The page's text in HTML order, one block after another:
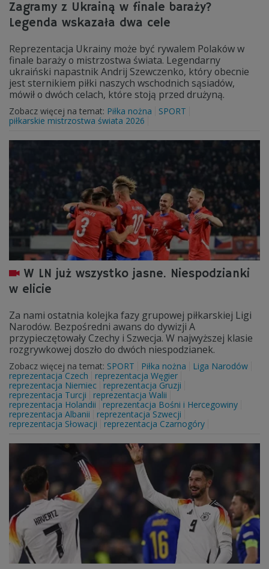
Zagramy z Ukrainą w finale baraży?
Legenda wskazała dwa cele
Reprezentacja Ukrainy może być rywalem Polaków w
finale baraży o mistrzostwa świata. Legendarny
ukraiński napastnik Andrij Szewczenko, który obecnie
jest sternikiem piłki naszych wschodnich sąsiadów,
mówił o dwóch celach, które stoją przed drużyną.
Zobacz więcej na temat: Piłka nożna
SPORT
piłkarskie mistrzostwa świata 2026
W LN już wszystko jasne. Niespodzianki
w elicie
Za nami ostatnia kolejka fazy grupowej piłkarskiej Ligi
Narodów. Bezpośredni awans do dywizji A
przypieczętowały Czechy i Szwecja. W najwyższej klasie
rozgrywkowej doszło do dwóch niespodzianek.
Zobacz więcej na temat: SPORT Piłka nożna
Liga Narodów
reprezentacja Czech
reprezentacja Węgier
reprezentacja Niemiec reprezentacja Gruzji
reprezentacja Turcji
reprezentacja Walii
reprezentacja Holandii
reprezentacja Bośni i Hercegowiny
reprezentacja Albanii
reprezentacja Szwecji
reprezentacja Słowacji
reprezentacja Czarnogóry